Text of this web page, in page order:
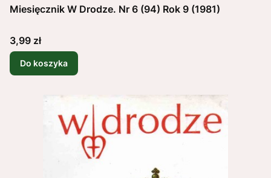
Miesięcznik W Drodze. Nr 6 (94) Rok 9 (1981)
Cena
3,99 zł
Do koszyka